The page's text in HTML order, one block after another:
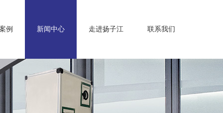
例 新闻中心 走进扬子江 联系我们